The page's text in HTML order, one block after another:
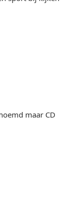
maar CD